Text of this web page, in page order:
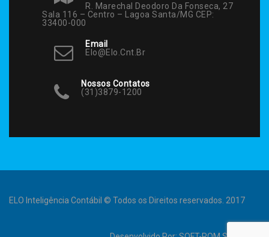
R. Marechal Deodoro Da Fonseca, 27
Sala 116 – Centro – Lagoa Santa/MG CEP:
33400-000
Email
Elo@elo.cnt.br
Nossos Contatos
(31)3879-1200
ELO Inteligência Contábil © Todos os Direitos reservados. 2017